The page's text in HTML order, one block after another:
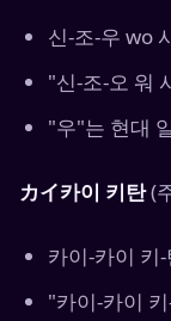
신-조-우 wo
"신-조-오 워
"우"는 현대
カイ카이 키탄(
카이-카이 키
"카이-카이